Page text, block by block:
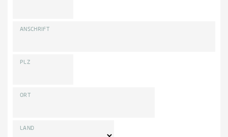
ANSCHRIFT
PLZ
ORT
LAND